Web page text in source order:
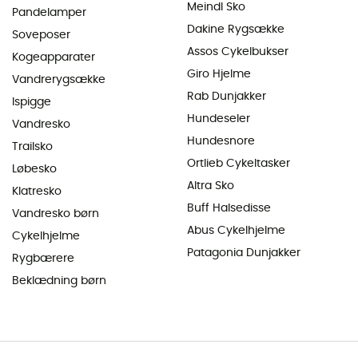
Pandelamper
Soveposer
Kogeapparater
Vandrerygsække
Ispigge
Vandresko
Trailsko
Løbesko
Klatresko
Vandresko børn
Cykelhjelme
Rygbærere
Beklædning børn
Meindl Sko
Dakine Rygsække
Assos Cykelbukser
Giro Hjelme
Rab Dunjakker
Hundeseler
Hundesnore
Ortlieb Cykeltasker
Altra Sko
Buff Halsedisse
Abus Cykelhjelme
Patagonia Dunjakker